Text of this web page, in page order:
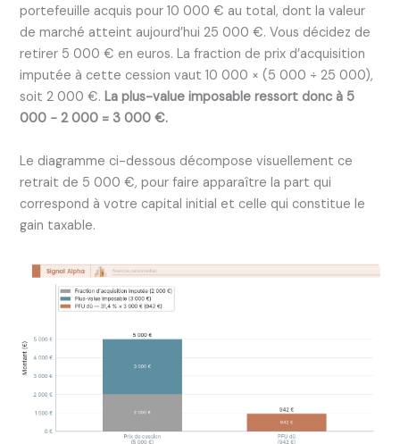
portefeuille acquis pour 10 000 € au total, dont la valeur
de marché atteint aujourd’hui 25 000 €. Vous décidez de
retirer 5 000 € en euros. La fraction de prix d’acquisition
imputée à cette cession vaut 10 000 × (5 000 ÷ 25 000),
soit 2 000 €.La plus-value imposable ressort donc à 5
000 − 2 000 = 3 000 €.
Le diagramme ci-dessous décompose visuellement ce
retrait de 5 000 €, pour faire apparaître la part qui
correspond à votre capital initial et celle qui constitue le
gain taxable.